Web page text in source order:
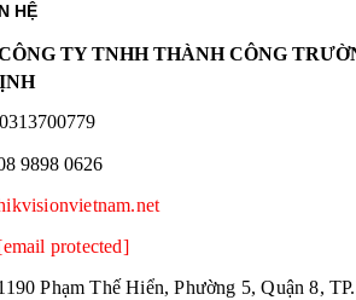
HỆ
TY TNHH THÀNH CÔNG
0313700779
9898 0626
protected]
Phạm Thế Hiển, Phường 5, Quận 8,